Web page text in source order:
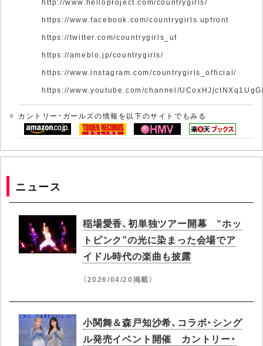
https://www.facebook.com/countrygirls.upfront
https://twitter.com/countrygirls_uf
https://ameblo.jp/countrygirls/
https://www.instagram.com/countrygirls_official/
https://www.youtube.com/channel/
カントリー・ガールズの情報を以下のサイトでもみる
ニュース
稲場愛香、初単独ツアー開幕 “ホッ
トピンク”の光に染まった会場でア
イドル時代の楽曲も披露
（2026/04/20掲載）
小関舞＆森戸知沙希、コラボ・シング
ル発売イベント開催 カントリー・